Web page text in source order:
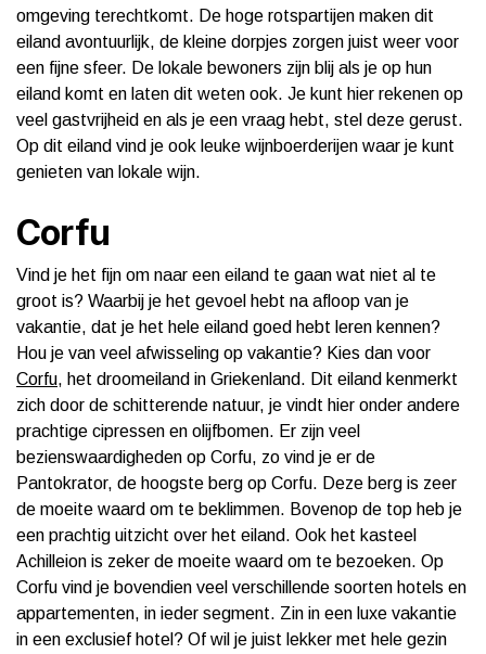
omgeving terechtkomt. De hoge rotspartijen maken dit
eiland avontuurlijk, de kleine dorpjes zorgen juist weer voor
een fijne sfeer. De lokale bewoners zijn blij als je op hun
eiland komt en laten dit weten ook. Je kunt hier rekenen op
veel gastvrijheid en als je een vraag hebt, stel deze gerust.
Op dit eiland vind je ook leuke wijnboerderijen waar je kunt
genieten van lokale wijn.
Corfu
Vind je het fijn om naar een eiland te gaan wat niet al te
groot is? Waarbij je het gevoel hebt na afloop van je
vakantie, dat je het hele eiland goed hebt leren kennen?
Hou je van veel afwisseling op vakantie? Kies dan voor
Corfu, het droomeiland in Griekenland. Dit eiland kenmerkt
zich door de schitterende natuur, je vindt hier onder andere
prachtige cipressen en olijfbomen. Er zijn veel
bezienswaardigheden op Corfu, zo vind je er de
Pantokrator, de hoogste berg op Corfu. Deze berg is zeer
de moeite waard om te beklimmen. Bovenop de top heb je
een prachtig uitzicht over het eiland. Ook het kasteel
Achilleion is zeker de moeite waard om te bezoeken. Op
Corfu vind je bovendien veel verschillende soorten hotels en
appartementen, in ieder segment. Zin in een luxe vakantie
in een exclusief hotel? Of wil je juist lekker met hele gezin